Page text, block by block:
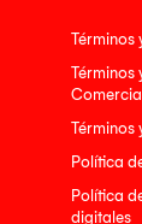
Términos
Términos
Términos
Política
Política
digitales